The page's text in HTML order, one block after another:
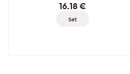
16.18 €
Set